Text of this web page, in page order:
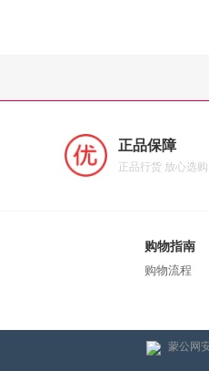
正品保障
正品行货 放心选购
购物指南
购物流程
蒙公网